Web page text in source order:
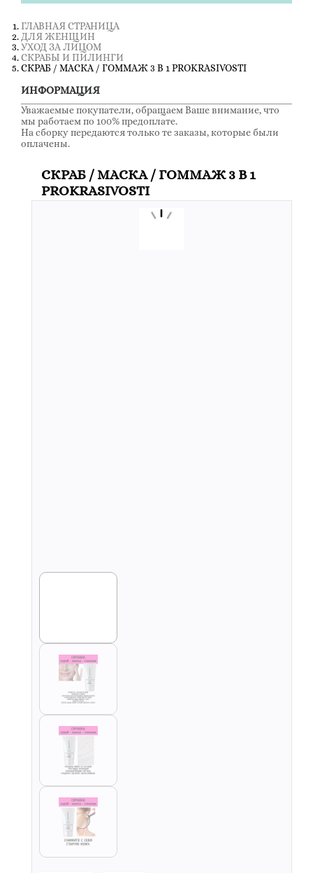
ГЛАВНАЯ СТРАНИЦА
ДЛЯ ЖЕНЩИН
УХОД ЗА ЛИЦОМ
СКРАБЫ И ПИЛИНГИ
СКРАБ / МАСКА / ГОММАЖ 3 В 1 PROKRASIVOSTI
ИНФОРМАЦИЯ
Уважаемые покупатели, обращаем Ваше внимание, что
мы работаем по 100% предоплате.
На сборку передаются только те заказы, которые были
оплачены.
СКРАБ / МАСКА / ГОММАЖ 3 В 1
PROKRASIVOSTI